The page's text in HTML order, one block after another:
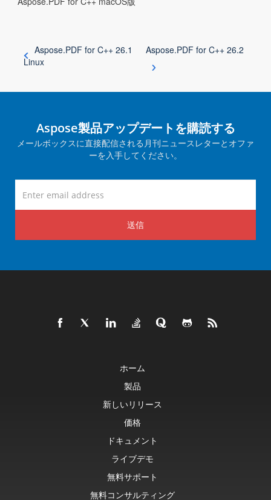
Aspose.PDF for C++ 26.1
Linux
Aspose.PDF for C++ 26.2
Aspose製品アップデートを購読する
メールボックスに直接配信される月刊ニュースレターとオファ
ーを入手してください。
送信
ホーム
製品
新しいリリース
価格
ドキュメント
ライブデモ
無料サポート
無料コンサルティング